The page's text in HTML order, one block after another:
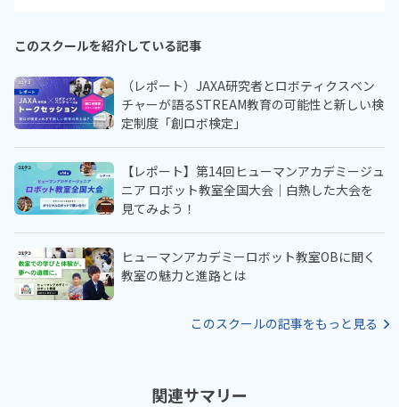
このスクールを紹介している記事
（レポート）JAXA研究者とロボティクスベン
チャーが語るSTREAM教育の可能性と新しい検
定制度「創ロボ検定」
【レポート】第14回ヒューマンアカデミージュ
ニア ロボット教室全国大会｜白熱した大会を
見てみよう！
ヒューマンアカデミーロボット教室OBに聞く
教室の魅力と進路とは
このスクールの記事をもっと見る
関連サマリー